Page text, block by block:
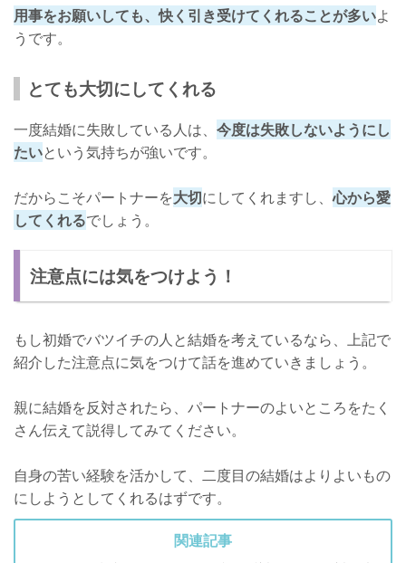
用事をお願いしても、快く引き受けてくれることが多いよ
うです。
とても大切にしてくれる
一度結婚に失敗している人は、 今度は失敗しないようにし
たいという気持ちが強いです。
だからこそパートナーを大切にしてくれますし、心から愛
してくれるでしょう。
注意点には気をつけよう！
もし初婚でバツイチの人と結婚を考えているなら、上記で
紹介した注意点に気をつけて話を進めていきましょう。
親に結婚を反対されたら、パートナーのよいところをたく
さん伝えて説得してみてください。
自身の苦い経験を活かして、二度目の結婚はよりよいもの
にしようとしてくれるはずです。
関連記事